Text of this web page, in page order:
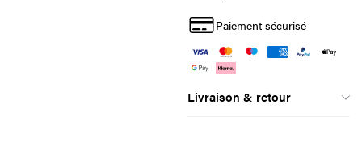
Paiement sécurisé
Livraison & retour